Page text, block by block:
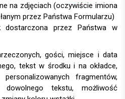
na zdjęciach (oczywiście imiona
przez Państwa Formularzu)
przez Państwa w